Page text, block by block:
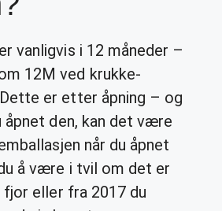
vanligvis i 12 måneder –
12M ved krukke-
er etter åpning – og
åpnet den, kan det være
når du åpnet
å være i tvil om det er
fjor eller fra 2017 du